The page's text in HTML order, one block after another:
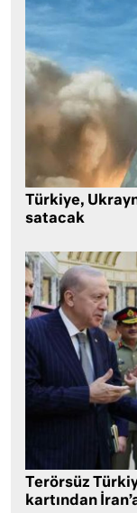
Türkiye,
satacak
Terörsüz
kartından